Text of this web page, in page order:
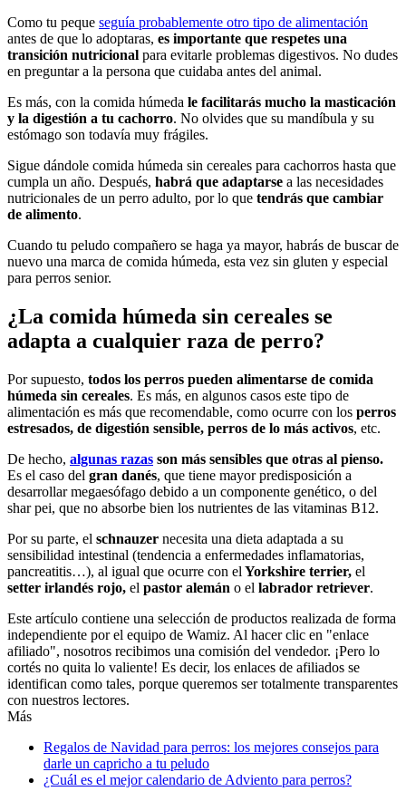
Como tu peque seguía probablemente otro tipo de alimentación
antes de que lo adoptaras, es importante que respetes una
transición nutricional para evitarle problemas digestivos. No dudes
en preguntar a la persona que cuidaba antes del animal.
Es más, con la comida húmeda le facilitarás mucho la masticación
y la digestión a tu cachorro. No olvides que su mandíbula y su
estómago son todavía muy frágiles.
Sigue dándole comida húmeda sin cereales para cachorros hasta que
cumpla un año. Después, habrá que adaptarse a las necesidades
nutricionales de un perro adulto, por lo que tendrás que cambiar
de alimento.
Cuando tu peludo compañero se haga ya mayor, habrás de buscar de
nuevo una marca de comida húmeda, esta vez sin gluten y especial
para perros senior.
¿La comida húmeda sin cereales se
adapta a cualquier raza de perro?
Por supuesto, todos los perros pueden alimentarse de comida
húmeda sin cereales. Es más, en algunos casos este tipo de
alimentación es más que recomendable, como ocurre con los perros
estresados, de digestión sensible, perros de lo más activos, etc.
De hecho, algunas razas son más sensibles que otras al pienso.
Es el caso del gran danés, que tiene mayor predisposición a
desarrollar megaesófago debido a un componente genético, o del
shar pei, que no absorbe bien los nutrientes de las vitaminas B12.
Por su parte, el schnauzer necesita una dieta adaptada a su
sensibilidad intestinal (tendencia a enfermedades inflamatorias,
pancreatitis…), al igual que ocurre con el Yorkshire terrier, el
setter irlandés rojo, el pastor alemán o el labrador retriever.
Este artículo contiene una selección de productos realizada de forma
independiente por el equipo de Wamiz. Al hacer clic en "enlace
afiliado", nosotros recibimos una comisión del vendedor. ¡Pero lo
cortés no quita lo valiente! Es decir, los enlaces de afiliados se
identifican como tales, porque queremos ser totalmente transparentes
con nuestros lectores.
Más
Regalos de Navidad para perros: los mejores consejos para
darle un capricho a tu peludo
¿Cuál es el mejor calendario de Adviento para perros?